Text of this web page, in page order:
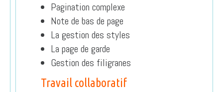
Pagination complexe
Note de bas de page
La gestion des styles
La page de garde
Gestion des filigranes
Travail collaboratif